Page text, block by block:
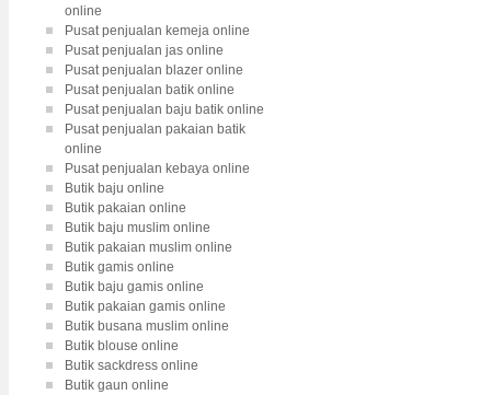
online
Pusat penjualan kemeja online
Pusat penjualan jas online
Pusat penjualan blazer online
Pusat penjualan batik online
Pusat penjualan baju batik online
Pusat penjualan pakaian batik
online
Pusat penjualan kebaya online
Butik baju online
Butik pakaian online
Butik baju muslim online
Butik pakaian muslim online
Butik gamis online
Butik baju gamis online
Butik pakaian gamis online
Butik busana muslim online
Butik blouse online
Butik sackdress online
Butik gaun online